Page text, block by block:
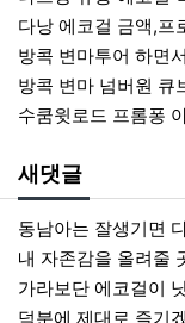
다낭 에코걸 금액,프
방콕 변마 넘버원 큐
수쿰윗로드 프롬퐁
새댓글
동남아는 잘생기면
내 자존감을 올려줄
가라보단 에코걸이
덕분에 제대로 즐기